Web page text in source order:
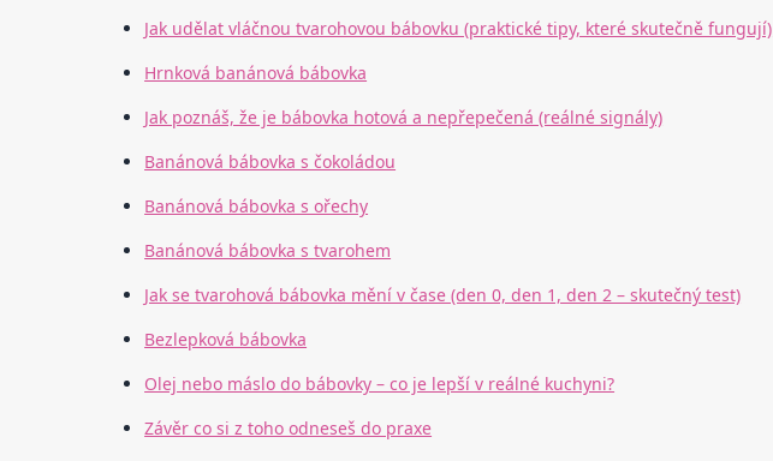
Jak udělat vláčnou tvarohovou bábovku (praktické tipy, které skutečně fungují)
Hrnková banánová bábovka
Jak poznáš, že je bábovka hotová a nepřepečená (reálné signály)
Banánová bábovka s čokoládou
Banánová bábovka s ořechy
Banánová bábovka s tvarohem
Jak se tvarohová bábovka mění v čase (den 0, den 1, den 2 – skutečný test)
Bezlepková bábovka
Olej nebo máslo do bábovky – co je lepší v reálné kuchyni?
Závěr co si z toho odneseš do praxe